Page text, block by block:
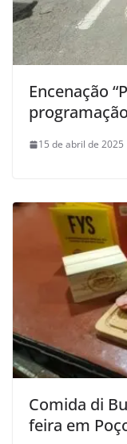
Encenação
15 de abril de 2025
Comida di
feira em